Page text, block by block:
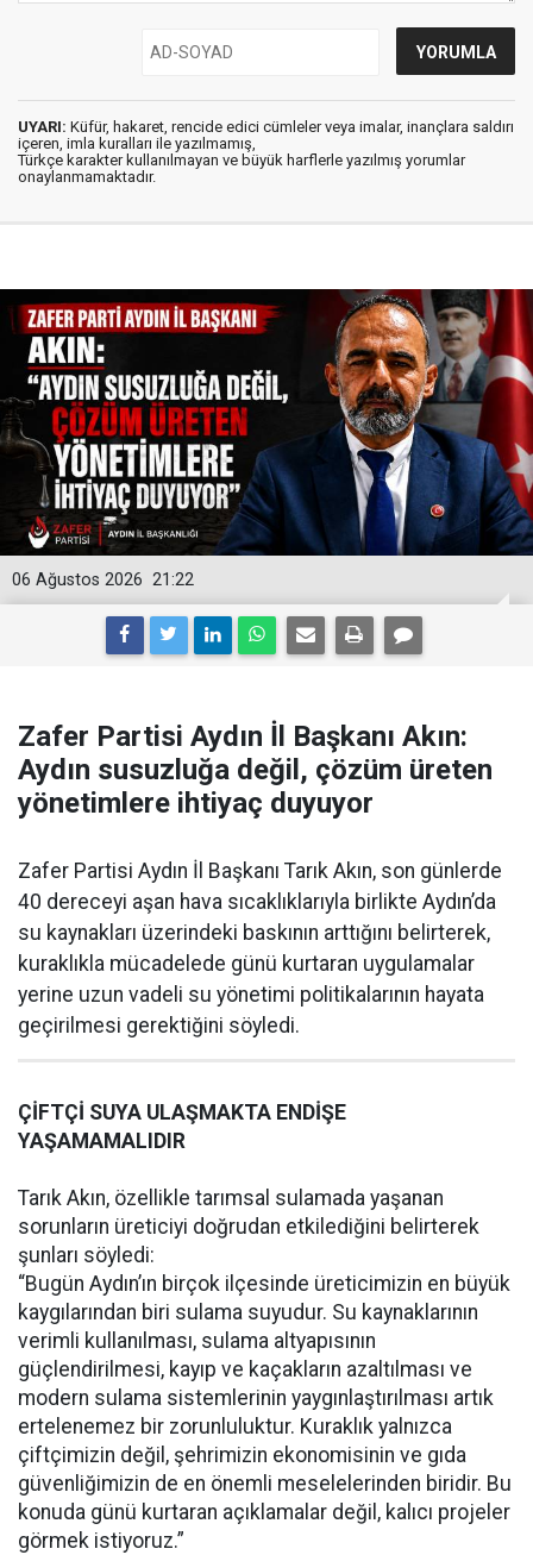
UYARI: Küfür, hakaret, rencide edici cümleler veya imalar, inançlara saldırı
içeren, imla kuralları ile yazılmamış,
Türkçe karakter kullanılmayan ve büyük harflerle yazılmış yorumlar
onaylanmamaktadır.
21:22
06 Ağustos 2026
Zafer Partisi Aydın İl Başkanı Akın:
Aydın susuzluğa değil, çözüm üreten
yönetimlere ihtiyaç duyuyor
Zafer Partisi Aydın İl Başkanı Tarık Akın, son günlerde
40 dereceyi aşan hava sıcaklıklarıyla birlikte Aydın’da
su kaynakları üzerindeki baskının arttığını belirterek,
kuraklıkla mücadelede günü kurtaran uygulamalar
yerine uzun vadeli su yönetimi politikalarının hayata
geçirilmesi gerektiğini söyledi.
ÇİFTÇİ SUYA ULAŞMAKTA ENDİŞE
YAŞAMAMALIDIR
Tarık Akın, özellikle tarımsal sulamada yaşanan
sorunların üreticiyi doğrudan etkilediğini belirterek
şunları söyledi:
“Bugün Aydın’ın birçok ilçesinde üreticimizin en büyük
kaygılarından biri sulama suyudur. Su kaynaklarının
verimli kullanılması, sulama altyapısının
güçlendirilmesi, kayıp ve kaçakların azaltılması ve
modern sulama sistemlerinin yaygınlaştırılması artık
ertelenemez bir zorunluluktur. Kuraklık yalnızca
çiftçimizin değil, şehrimizin ekonomisinin ve gıda
güvenliğimizin de en önemli meselelerinden biridir. Bu
konuda günü kurtaran açıklamalar değil, kalıcı projeler
görmek istiyoruz.”